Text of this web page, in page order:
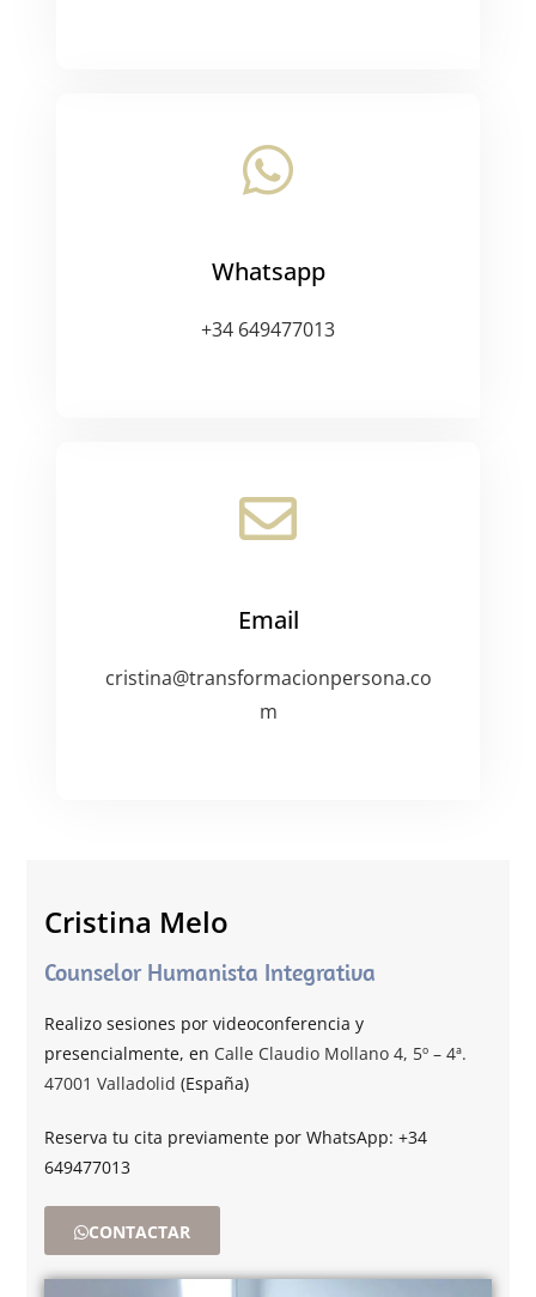
Whatsapp
+34 649477013
Email
cristina@transformacionpersona.co
m
Cristina Melo
Counselor Humanista Integrativa
Realizo sesiones por videoconferencia y
presencialmente, en Calle Claudio Mollano 4, 5º – 4ª.
47001 Valladolid (España)
Reserva tu cita previamente por WhatsApp: +34
649477013
CONTACTAR